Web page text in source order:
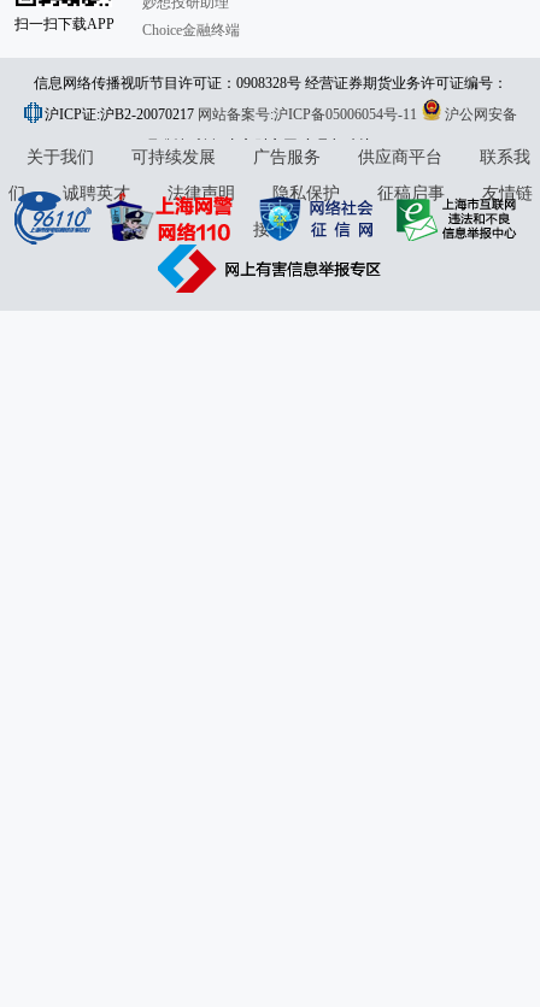
扫一扫下载APP
Choice金融终端
信息网络传播视听节目许可证：0908328号 经营证券期货业务许可证编号：
913101046312860336 违法和不良信息举报:021-61278686 举报邮箱：
jubao@eastmoney.com
沪ICP证:沪B2-20070217 网站备案号:沪ICP备05006054号-11
沪公网安备
31010402000120号版权所有:东方财富网意见与建议:4000300059/952500
关于我们 可持续发展 广告服务 供应商平台
联系我
们
诚聘英才 法律声明 隐私保护 征稿启事
友情链
接